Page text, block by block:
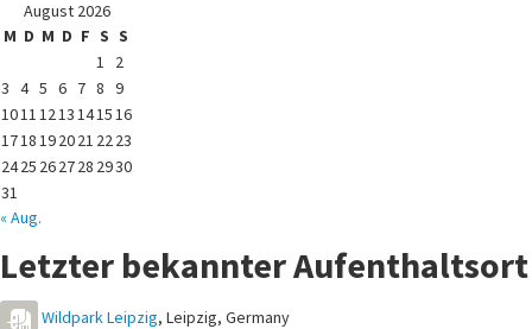
August 2026
M D M D F S S
1
2
3 4 5 6 7 8 9
1011 12 13 1415 16
1718 192021 22 23
2425 262728 2930
31
« Aug.
Letzter bekannter Aufenthaltsort
Wildpark Leipzig, Leipzig, Germany